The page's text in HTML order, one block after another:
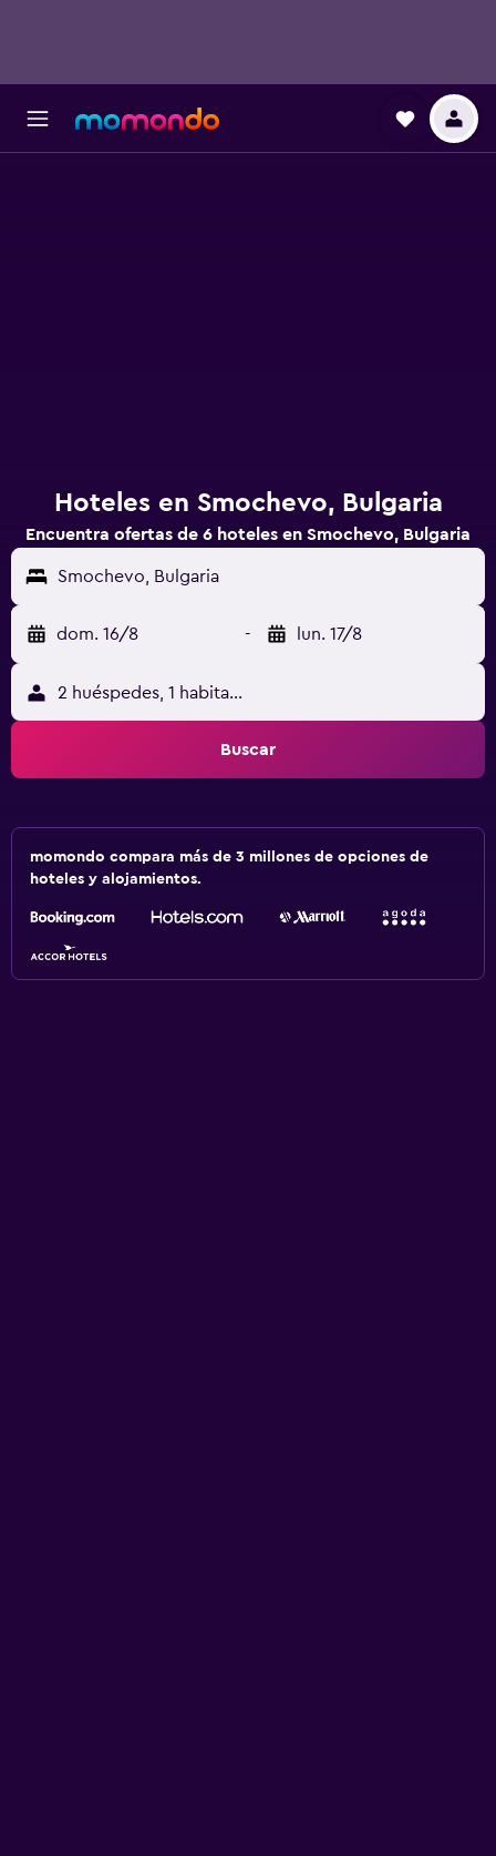
Hoteles en Smochevo, Bulgaria
Encuentra ofertas de 6 hoteles en Smochevo, Bulgaria
Smochevo, Bulgaria
dom. 16/8 - lun. 17/8
2 huéspedes, 1 habitación
Buscar
momondo compara más de 3 millones de opciones de
hoteles y alojamientos.